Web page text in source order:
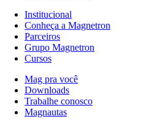
Institucional
Conheça a Magnetron
Parceiros
Grupo Magnetron
Cursos
Mag pra você
Downloads
Trabalhe conosco
Magnautas